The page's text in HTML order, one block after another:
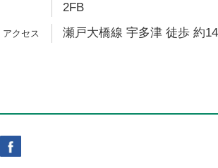
2FB
瀬戸大橋線 宇多津 徒歩 約